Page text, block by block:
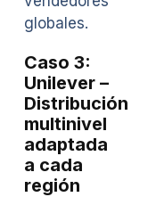
globales.
Caso 3:
Unilever –
Distribución
multinivel
adaptada
a cada
región